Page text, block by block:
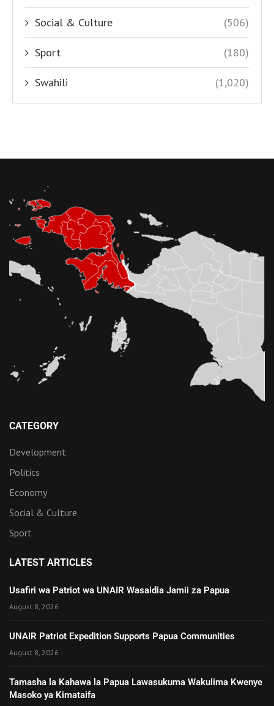
Social & Culture (506)
Sport (180)
Swahili (1,020)
CATEGORY
Development
Politics
Economy
Social & Culture
Sport
LATEST ARTICLES
Usafiri wa Patriot wa UNAIR Wasaidia Jamii za Papua
August 8, 2026
UNAIR Patriot Expedition Supports Papua Communities
August 8, 2026
Tamasha la Kahawa la Papua Lawasukuma Wakulima Kwenye
Masoko ya Kimataifa